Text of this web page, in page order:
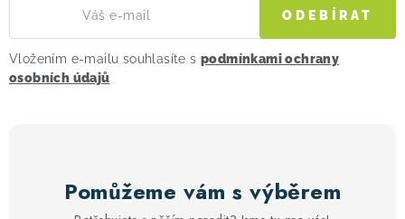
Vložením e-mailu souhlasíte s podmínkami ochrany
osobních údajů
ODEBÍRAT
Pomůžeme vám s výběrem